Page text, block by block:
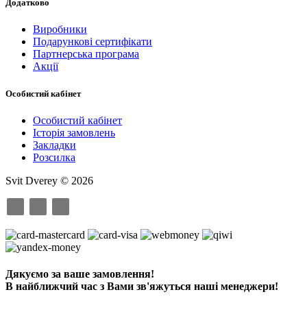
Додатково
Виробники
Подарункові сертифікати
Партнерська програма
Акції
Особистий кабінет
Особистий кабінет
Історія замовлень
Закладки
Розсилка
Svit Dverey © 2026
Дякуємо за ваше замовлення!
В найближчий час з Вами зв'яжуться наші менеджери!